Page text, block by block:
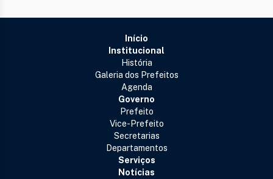
Início
Institucional
História
Galeria dos Prefeitos
Agenda
Governo
Prefeito
Vice-Prefeito
Secretarias
Departamentos
Serviços
Notícias